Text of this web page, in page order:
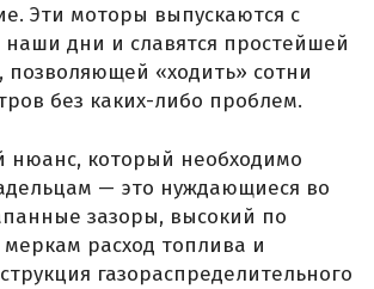
Эти моторы выпускаются с
наши дни и славятся простейшей
позволяющей «ходить» сотни
без каких-либо проблем.
нюанс, который необходимо
— это нуждающиеся во
зазоры, высокий по
расход топлива и
газораспределительного